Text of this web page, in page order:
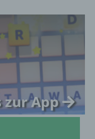
zur App
Person, dem
der
des
sind, die
zu verarbeiten.
betroffenen